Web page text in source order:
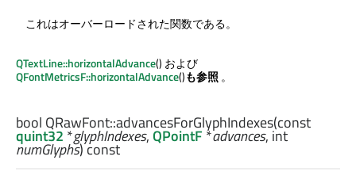
これはオーバーロードされた関数である。
QTextLine::horizontalAdvance() および
QFontMetricsF::horizontalAdvance()も参照 。
bool QRawFont::advancesForGlyphIndexes(const
quint32*glyphIndexes,QPointF *advances,int
numGlyphs) const